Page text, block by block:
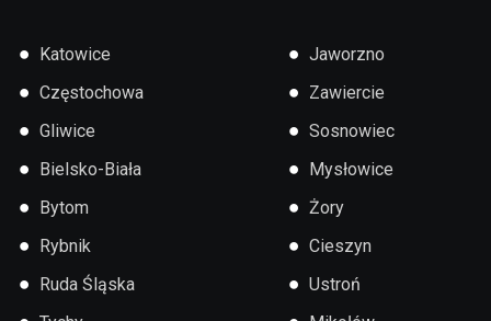
● Katowice
● Częstochowa
● Gliwice
● Bielsko-Biała
● Bytom
● Rybnik
● Ruda Śląska
● Jaworzno
● Zawiercie
● Sosnowiec
● Mysłowice
● Żory
● Cieszyn
● Ustroń